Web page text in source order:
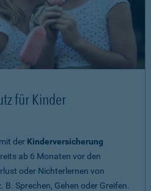
für Kinder
der Kinderversicherung
ab 6 Monaten vor den
oder Nichterlernen von
Sprechen, Gehen oder Greifen.